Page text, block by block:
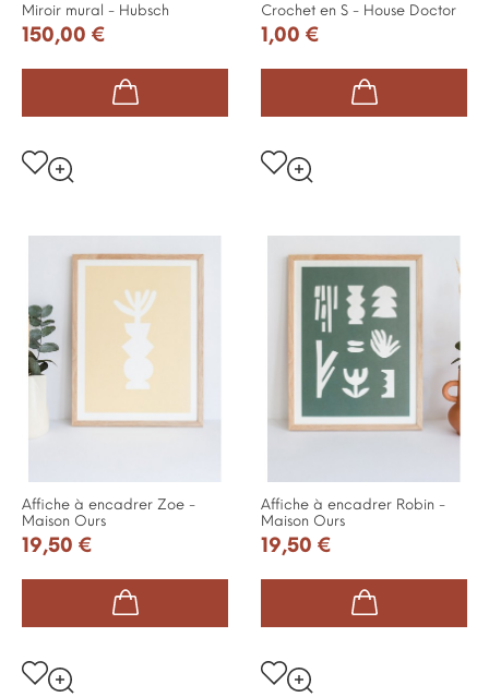
Miroir mural - Hubsch
150,00 €
Crochet en S - House Doctor
1,00 €
Affiche à encadrer Zoe -
Maison Ours
19,50 €
Affiche à encadrer Robin -
Maison Ours
19,50 €